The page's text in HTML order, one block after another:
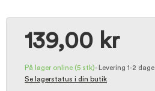
139,00 kr
På lager online (5 stk)-
Levering 1-2 dage
Se lagerstatus i din butik